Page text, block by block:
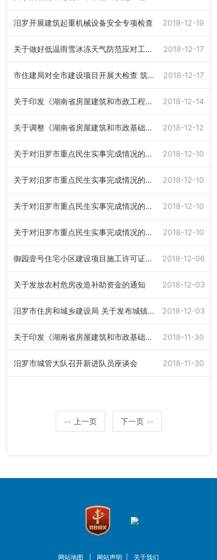
汨罗开展建筑起重机械设备安全专项检查 2018-12-19
关于做好低温雨雪冰冻天气防范应对工作的紧急通知 2018-12-17
市住建局对全市建设项目开展大检查 筑牢“安全网” 2018-12-17
关于印发《湖南省房屋建筑和市政工程监理招标投标管理办法》和《湖南省房屋建筑和市政工程监理招标评标办法》的通知 2018-12-14
关于调整《湖南省房屋建筑和市政基础设施工程施工招标投标信用评价管理暂行办法》中信用评价基础分值的通知 2018-12-12
关于对汨罗市重点民生实事完成情况的公示 2018-12-10
关于对汨罗市重点民生实事完成情况的公示 2018-12-10
关于对汨罗市重点民生实事完成情况的公示 2018-12-10
关于对汨罗市重点民生实事完成情况的公示 2018-12-10
御园壹号住宅小区建设项目施工许可证信息 2018-12-06
关于发放农村危房改造补助资金的通知 2018-12-03
汨罗市住房和城乡建设局 关于发布城镇燃气许可审查意见的公示 2018-12-03
关于印发《湖南省房屋建筑和市政基础设施工程建设项目招标代理机构监管办法》等4个文件的通知 2018-11-30
汨罗市城管大队召开新进队员座谈会 2018-11-30
<< 上一页 下一页 >>
网站地图 网站声明 关于我们